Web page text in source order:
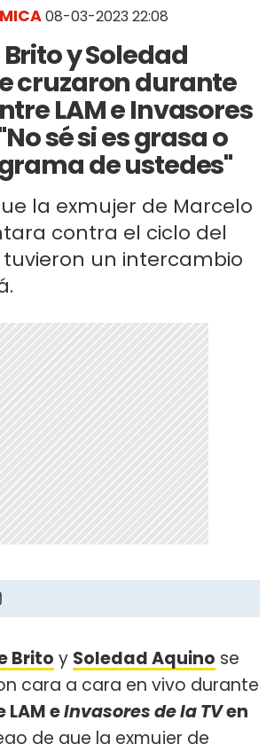
08-03-2023 22:08
y Soledad
cruzaron durante
LAM e Invasores
sé si es grasa o
de ustedes"
la exmujer de Marcelo
contra el ciclo del
un intercambio
Brito y Soledad Aquino se
cara a cara en vivo durante
LAM eInvasores de la TVen
de que la exmujer de